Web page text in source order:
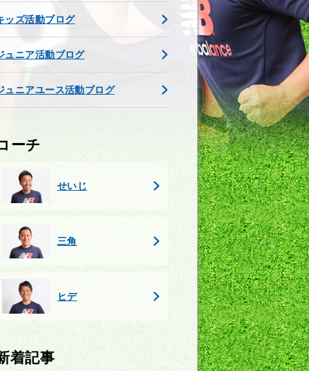
ッズ活動ブログ
ュニア活動ブログ
ュニアユース活動ブログ
ーチ
せいじ
三角
ヒデ
着記事